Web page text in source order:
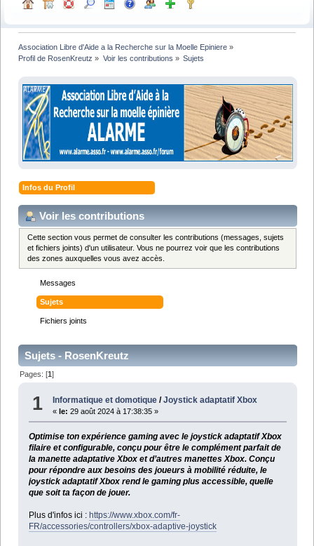
Association Libre d'Aide a la Recherche sur la Moelle Epiniere »
Profil de RosenKreutz » Voir les contributions » Sujets
Infos du Profil
Voir les contributions
Cette section vous permet de consulter les contributions (messages, sujets
et fichiers joints) d'un utilisateur. Vous ne pourrez voir que les contributions
des zones auxquelles vous avez accès.
Messages
Sujets
Fichiers joints
Sujets - RosenKreutz
Pages: [1]
1 Informatique et domotique /Joystick adaptatif Xbox
«le: 29 août 2024 à 17:38:35 »
Optimise ton expérience gaming avec le joystick adaptatif Xbox
filaire et configurable, conçu pour être le complément parfait de
la manette adaptative Xbox et d’autres manettes Xbox. Conçu
pour répondre aux besoins des joueurs à mobilité réduite, le
joystick adaptatif Xbox rend le gaming plus accessible, quelle
que soit ta façon de jouer.
Plus d'infos ici : https://www.xbox.com/fr-
FR/accessories/controllers/xbox-adaptive-joystick